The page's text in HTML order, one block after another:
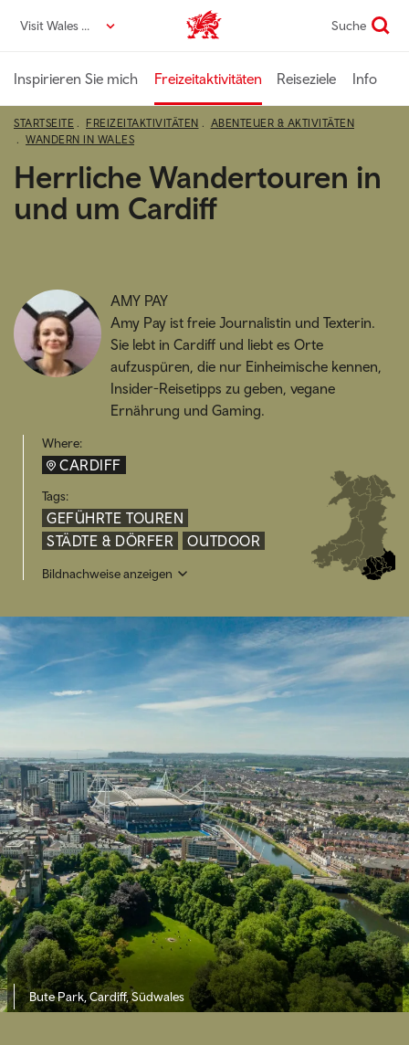
zumVisit Wales DE VisitWales home Suche
Inspirieren Sie mich Freizeitaktivitäten Reiseziele Info
STARTSEITE FREIZEITAKTIVITÄTEN
ABENTEUER & AKTIVITÄTEN
WANDERN IN WALES
Herrliche Wandertouren in
und um Cardiff
AMY PAY
Amy Pay ist freie Journalistin und Texterin.
Sie lebt in Cardiff und liebt es Orte
aufzuspüren, die nur Einheimische kennen,
Insider-Reisetipps zu geben, vegane
Ernährung und Gaming.
Where:
CARDIFF
Tags:
GEFÜHRTE TOUREN
STÄDTE & DÖRFER
OUTDOOR
Bildnachweise anzeigen
Bute Park, Cardiff, Südwales